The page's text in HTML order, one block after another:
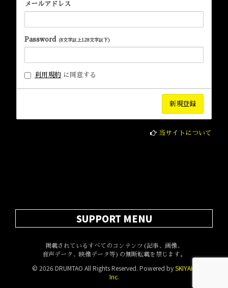
メールアドレス
Password (8文字以上128文字以下)
利用規約 に同意する
当サイトについて
SUPPORT MENU
掲載されているすべてのコンテンツ(記事、画像、
音声データ、映像データ等)の無断転載を禁じます。
© 2026 DRUMTAO All Rights Reserved. Powered bySKIYAKI
Inc.